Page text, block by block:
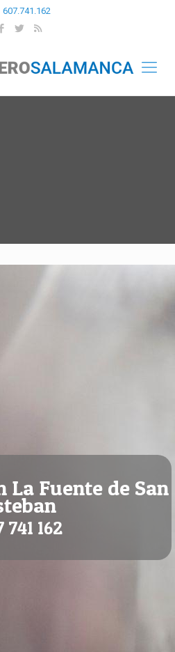
607.741.162
La Fuente de San
741 162